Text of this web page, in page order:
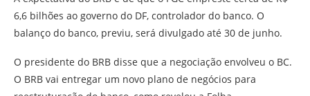
6,6 bilhões ao governo do DF, controlador do banco. O
balanço do banco, previu, será divulgado até 30 de junho.
O presidente do BRB disse que a negociação envolveu o BC.
O BRB vai entregar um novo plano de negócios para